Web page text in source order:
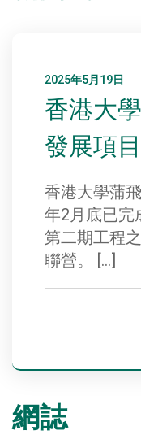
2025年5月19日
香港大
發展項
香港大學蒲
年2月底已完
第二期工程
聯營。 […]
網誌